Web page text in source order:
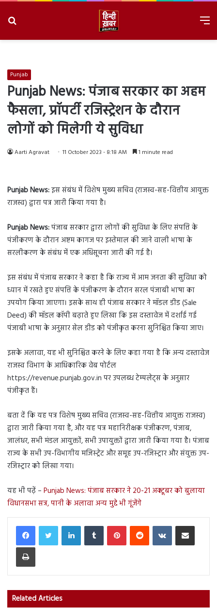
Punjab
Punjab News: पंजाब सरकार का अहम
फैसला, प्रॉपर्टी रजिस्ट्रेशन के दौरान
लोगों को मिलेगी ये सुविधा
Aarti Agravat 11 October 2023 - 8:18 AM 1 minute read
PunjabNews:इस संबंध में विशेष मुख्य सचिव (राजस्व-सह-वित्तीय आयुक्त
राजस्व) द्वारा पत्र जारी किया गया है।
Punjab News:पंजाब सरकार द्वारा लोगों की सुविधा के लिए संपत्ति के
पंजीकरण के दौरान अष्टम कागज पर इस्तेमाल की जाने वाली भाषा के
सरलीकरण के संबंध में एक अधिसूचना जारी की गई है।
इस संबंध में पंजाब सरकार ने कहा है कि राज्य में आम जनता की सुविधा को
ध्यान में रखते हुए संपत्ति के पंजीकरण के दौरान सरल पंजाबी भाषा का
उपयोग किया जाएगा। इसके साथ ही पंजाब सरकार ने मॉडल डीड (Sale
Deed) की मॉडल कॉपी बढ़ाते हुए लिखा कि इस दस्तावेज में दर्शाई गई
पंजाबी भाषा के अनुसार सेल डीड को पंजीकृत करना सुनिश्चित किया जाए।
इसके अलावा, यह भी सुनिश्चित करने के लिए कहा गया है कि अन्य दस्तावेज
राजस्व विभाग के आधिकारिक वेब पोर्टल
https://revenue.punjab.gov.in पर उपलब्ध टेम्पलेट्स के अनुसार
पंजीकृत हैं।
बता दें कि यह पत्र विशेष मुख्य सचिव (राजस्व-सह-वित्तीय आयुक्त राजस्व)
द्वारा जारी किया गया है, और यह पत्र महानिरीक्षक पंजीकरण, पंजाब,
जालंधर, सभी मंडल आयुक्तों, सभी उपायुक्तों द्वारा जारी किया गया है। पंजाब
राज्य के सभी उप-विभागीय मजिस्ट्रेट और समूह उप-रजिस्ट्रार और संयुक्त उप-
रजिस्ट्रार को लिखा गया।
यह भी पढ़ें – Punjab News: पंजाब सरकार ने 20-21 अक्टूबर को बुलाया
विधानसभा सत्र, पानी के अलावा अन्य मुद्दे भी गूंजेंगे
LinkedInTumblr PinterestReddit VKontakteShare via Email
Print
Related Articles